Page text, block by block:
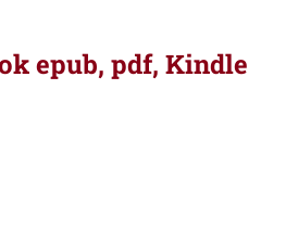
epub, pdf, Kindle